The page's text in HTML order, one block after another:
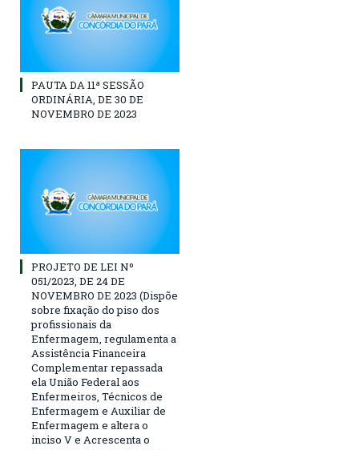
PAUTA DA 11ª SESSÃO
ORDINÁRIA, DE 30 DE
NOVEMBRO DE 2023
PROJETO DE LEI Nº
051/2023, DE 24 DE
NOVEMBRO DE 2023 (Dispõe
sobre fixação do piso dos
profissionais da
Enfermagem, regulamenta a
Assistência Financeira
Complementar repassada
ela União Federal aos
Enfermeiros, Técnicos de
Enfermagem e Auxiliar de
Enfermagem e altera o
inciso V e Acrescenta o